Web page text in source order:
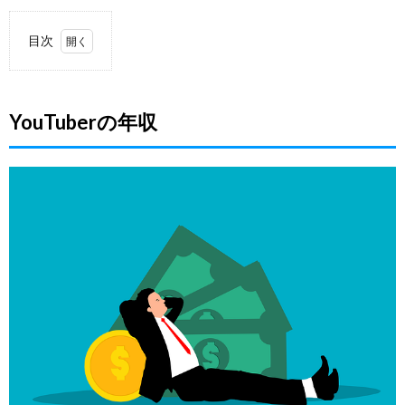
目次
1.
でお金
YouTuberの年収